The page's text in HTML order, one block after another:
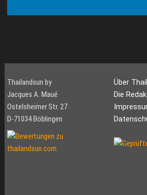
Thailandsun by
Jacques A. Maué
Ostelsheimer Str. 27
D-71034 Böblingen
Über
Die